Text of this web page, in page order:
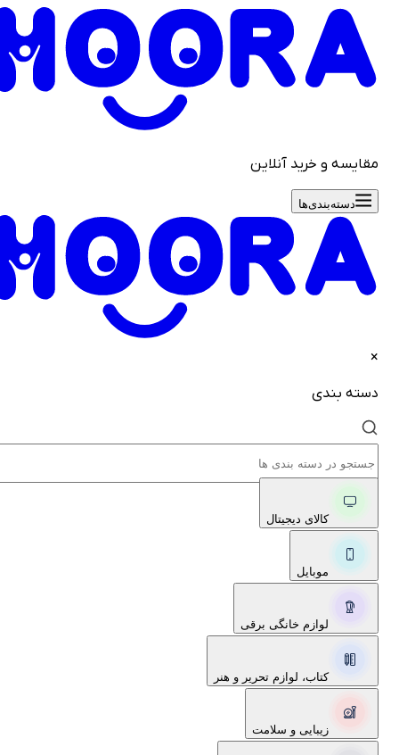
و خرید آنلاین
دسته‌بندی‌ها
بندی
کالای دیجیتال
موبایل
لوازم خانگی برقی
کتاب، لوازم تحریر و هنر
زیبایی و سلامت